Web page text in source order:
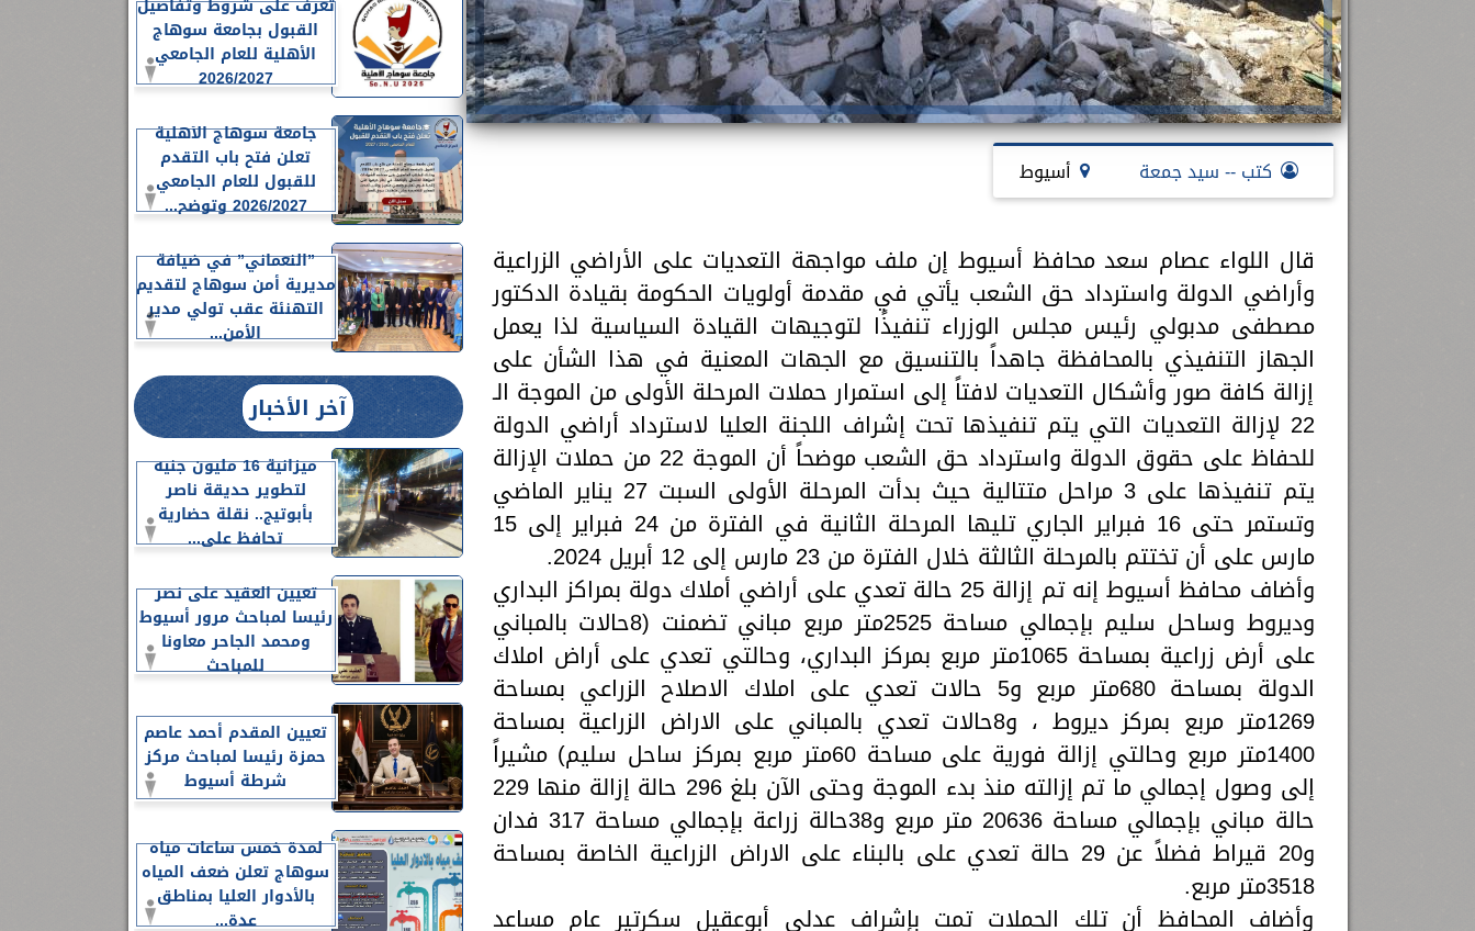
كتب -- سيد جمعة أسيوط
قال اللواء عصام سعد محافظ أسيوط إن ملف مواجهة التعديات على الأراضي الزراعية
وأراضي الدولة واسترداد حق الشعب يأتي في مقدمة أولويات الحكومة بقيادة الدكتور
مصطفى مدبولي رئيس مجلس الوزراء تنفيذًا لتوجيهات القيادة السياسية لذا يعمل
الجهاز التنفيذي بالمحافظة جاهداً بالتنسيق مع الجهات المعنية في هذا الشأن على
إزالة كافة صور وأشكال التعديات لافتاً إلى استمرار حملات المرحلة الأولى من الموجة الـ
22 لإزالة التعديات التي يتم تنفيذها تحت إشراف اللجنة العليا لاسترداد أراضي الدولة
للحفاظ على حقوق الدولة واسترداد حق الشعب موضحاً أن الموجة 22 من حملات الإزالة
يتم تنفيذها على 3 مراحل متتالية حيث بدأت المرحلة الأولى السبت 27 يناير الماضي
وتستمر حتى 16 فبراير الجاري تليها المرحلة الثانية في الفترة من 24 فبراير إلى 15
مارس على أن تختتم بالمرحلة الثالثة خلال الفترة من 23 مارس إلى 12 أبريل 2024.
وأضاف محافظ أسيوط إنه تم إزالة 25 حالة تعدي على أراضي أملاك دولة بمراكز البداري
وديروط وساحل سليم بإجمالي مساحة 2525متر مربع مباني تضمنت (8حالات بالمباني
على أرض زراعية بمساحة 1065متر مربع بمركز البداري، وحالتي تعدي على أراض املاك
الدولة بمساحة 680متر مربع و5 حالات تعدي على املاك الاصلاح الزراعي بمساحة
1269متر مربع بمركز ديروط ، و8حالات تعدي بالمباني على الاراض الزراعية بمساحة
1400متر مربع وحالتي إزالة فورية على مساحة 60متر مربع بمركز ساحل سليم) مشيراً
إلى وصول إجمالي ما تم إزالته منذ بدء الموجة وحتى الآن بلغ 296 حالة إزالة منها 229
حالة مباني بإجمالي مساحة 20636 متر مربع و38حالة زراعة بإجمالي مساحة 317 فدان
و20 قيراط فضلاً عن 29 حالة تعدي على بالبناء على الاراض الزراعية الخاصة بمساحة
3518متر مربع.
وأضاف المحافظ أن تلك الحملات تمت بإشراف عدلي أبوعقيل سكرتير عام مساعد
تعرف على شروط وتفاصيل
القبول بجامعة سوهاج
الأهلية للعام الجامعي
2026/2027
جامعة سوهاج الأهلية
تعلن فتح باب التقدم
للقبول للعام الجامعي
2026/2027 وتوضح...
”النعماني” في ضيافة
مديرية أمن سوهاج لتقديم
التهنئة عقب تولي مدير
الأمن...
آخر الأخبار
ميزانية 16 مليون جنيه
لتطوير حديقة ناصر
بأبوتيج.. نقلة حضارية
تحافظ على...
تعيين العقيد على نصر
رئيسا لمباحث مرور أسيوط
ومحمد الجاحر معاونا
للمباحث
تعيين المقدم أحمد عاصم
حمزة رئيسا لمباحث مركز
شرطة أسيوط
لمدة خمس ساعات مياه
سوهاج تعلن ضعف المياه
بالأدوار العليا بمناطق
عدة...